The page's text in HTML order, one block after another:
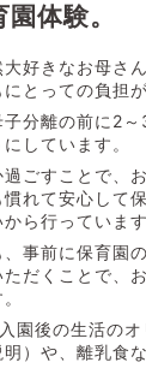
体験。
好きなお母さ
とっての負担
分離の前に2
しています。
ごすことで、
れて安心して
ら行っています
事前に保育園
だくことで、
園後の生活の
）や、離乳食